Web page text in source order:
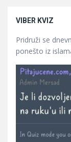
VIBER KVIZ
Pridruži se
ponešto iz